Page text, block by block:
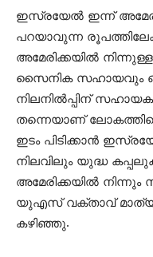
ഇസ്രയേല്‍ ഇന്ന്
പറയാവുന്ന
അമേരിക്കയില്‍
സൈനിക സഹായവും
നിലനില്‍പ്പിന്
തന്നെയാണ്
ഇടം പിടിക്കാന്‍
നിലവിലും യുദ്ധ
അമേരിക്കയില്‍
യുഎസ് വക്താവ് മാത്യു
കഴിഞ്ഞു.